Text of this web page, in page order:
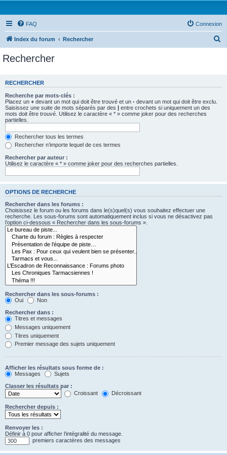
FAQ Connexion
Index du forum Rechercher
e
Rechercher
RECHERCHER
Recherche par mots-clés :
Placez un + devant un mot qui doit être trouvé et un - devant un mot qui doit être exclu.
Saisissez une suite de mots séparés par des | entre crochets si uniquement un des
mots doit être trouvé. Utilisez le caractère « * » comme joker pour des recherches
partielles.
Rechercher tous les termes
Rechercher n’importe lequel de ces termes
Rechercher par auteur :
Utilisez le caractère « * » comme joker pour des recherches partielles.
OPTIONS DE RECHERCHE
Rechercher dans les forums :
Choisissez le forum ou les forums dans le(s)quel(s) vous souhaitez effectuer une
recherche. Les sous-forums sont automatiquement inclus si vous ne désactivez pas
l’option ci-dessous « Rechercher dans les sous-forums ».
Rechercher dans les sous-forums :
Oui
Non
Rechercher dans :
Titres et messages
Messages uniquement
Titres uniquement
Premier message des sujets uniquement
Afficher les résultats sous forme de :
Messages
Sujets
Classer les résultats par :
Croissant
Décroissant
Rechercher depuis :
Renvoyer les :
Définir à 0 pour afficher l’intégralité du message.
premiers caractères des messages